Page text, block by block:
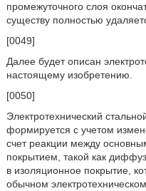
промежуточного слоя
существу полностью
[0049]
Далее будет описан
настоящему изобретению.
[0050]
Электротехнический
формируется с учетом
счет реакции между
покрытием, такой как
в изоляционное покрытие,
обычном